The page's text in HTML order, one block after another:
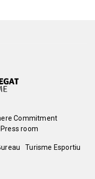
Commitment
Press room
Turisme Esportiu